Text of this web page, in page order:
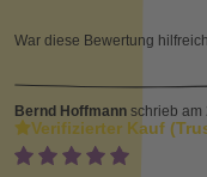
War diese Bewertung
Bernd Hoffmann schrieb am
Verifizierter Kauf